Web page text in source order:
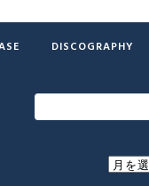
DISCOGRAPHY